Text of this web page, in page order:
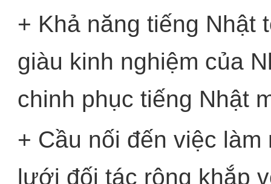
+ Khả năng tiếng Nhật
giàu kinh nghiệm của
chinh phục tiếng Nhật
+ Cầu nối đến việc
lưới đối tác rộng khắp